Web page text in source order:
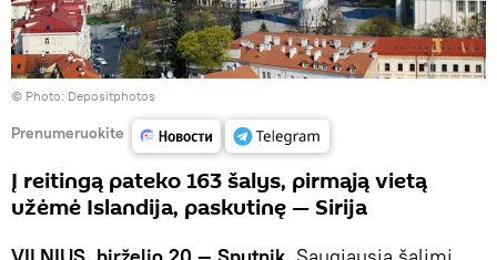
© Photo: Depositphotos
Prenumeruokite
Į reitingą pateko 163 šalys, pirmąją vietą
užėmė Islandija, paskutinę — Sirija